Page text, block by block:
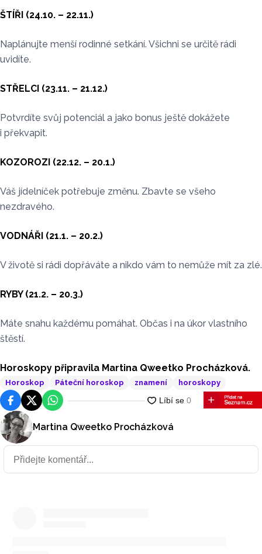
ŠTÍŘI (24.10. – 22.11.)
Naplánujte menší rodinné setkání. Všichni se určitě rádi
uvidíte.
STŘELCI (23.11. – 21.12.)
Potvrdíte svůj potenciál a jako bonus ještě dokážete
i překvapit.
KOZOROZI (22.12. – 20.1.)
Váš jídelníček potřebuje změnu. Zbavte se všeho
nezdravého.
VODNÁŘI (21.1. – 20.2.)
V životě si rádi dopřáváte a nikdo vám to nemůže mít za zlé.
RYBY (21.2. – 20.3.)
Máte snahu každému pomáhat. Občas i na úkor vlastního
štěstí.
Horoskopy připravila Martina Qweetko Procházková.
Horoskop Páteční horoskop znamení horoskopy
FacebookPlatforma X
WhatsApp
Martina Qweetko Procházková